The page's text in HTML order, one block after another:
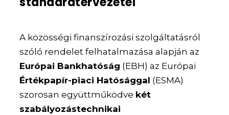
A közösségi finanszírozási szolgáltatásról
szóló rendelet felhatalmazása alapján az
Európai Bankhatóság (EBH) az Európai
Értékpapír-piaci Hatósággal (ESMA)
szorosan együttműködve két
szabályozástechnikai